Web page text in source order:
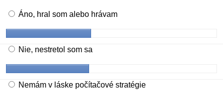
Áno, hral som alebo hrávam
Nie, nestretol som sa
Nemám v láske počítačové stratégie